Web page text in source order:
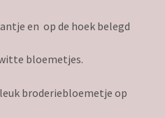
en op de hoek belegd
bloemetjes.
broderiebloemetje op